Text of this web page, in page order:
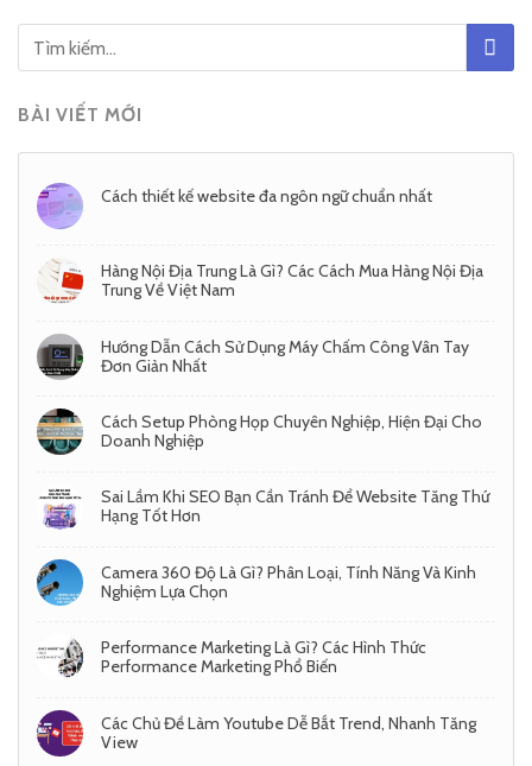
BÀI VIẾT MỚI
Cách thiết kế website đa ngôn ngữ chuẩn nhất
Hàng Nội Địa Trung Là Gì? Các Cách Mua Hàng Nội Địa
Trung Về Việt Nam
Hướng Dẫn Cách Sử Dụng Máy Chấm Công Vân Tay
Đơn Giản Nhất
Cách Setup Phòng Họp Chuyên Nghiệp, Hiện Đại Cho
Doanh Nghiệp
Sai Lầm Khi SEO Bạn Cần Tránh Để Website Tăng Thứ
Hạng Tốt Hơn
Camera 360 Độ Là Gì? Phân Loại, Tính Năng Và Kinh
Nghiệm Lựa Chọn
Performance Marketing Là Gì? Các Hình Thức
Performance Marketing Phổ Biến
Các Chủ Đề Làm Youtube Dễ Bắt Trend, Nhanh Tăng
View